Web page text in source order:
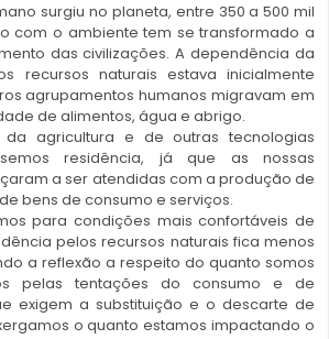
surgiu no planeta, entre 350 a 500 mil
com o ambiente tem se transformado a
das civilizações. A dependência da
recursos naturais estava inicialmente
agrupamentos humanos migravam em
de alimentos, água e abrigo.
da agricultura e de outras tecnologias
residência, já que as nossas
a ser atendidas com a produção de
bens de consumo e serviços.
para condições mais confortáveis de
pelos recursos naturais fica menos
a reflexão a respeito do quanto somos
pelas tentações do consumo e de
exigem a substituição e o descarte de
o quanto estamos impactando o